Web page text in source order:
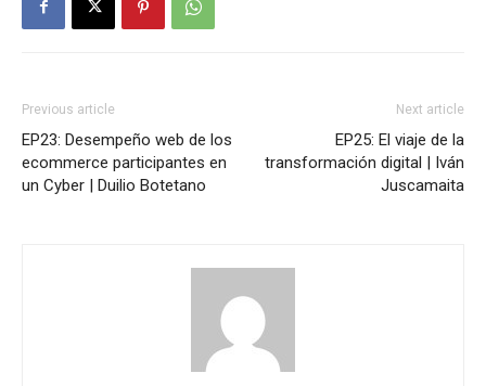
Previous article
EP23: Desempeño web de los
ecommerce participantes en
un Cyber | Duilio Botetano
Next article
EP25: El viaje de la
transformación digital | Iván
Juscamaita